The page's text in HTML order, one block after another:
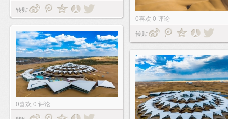
转贴
0喜欢 0 评论
转贴
0喜欢 0 评论